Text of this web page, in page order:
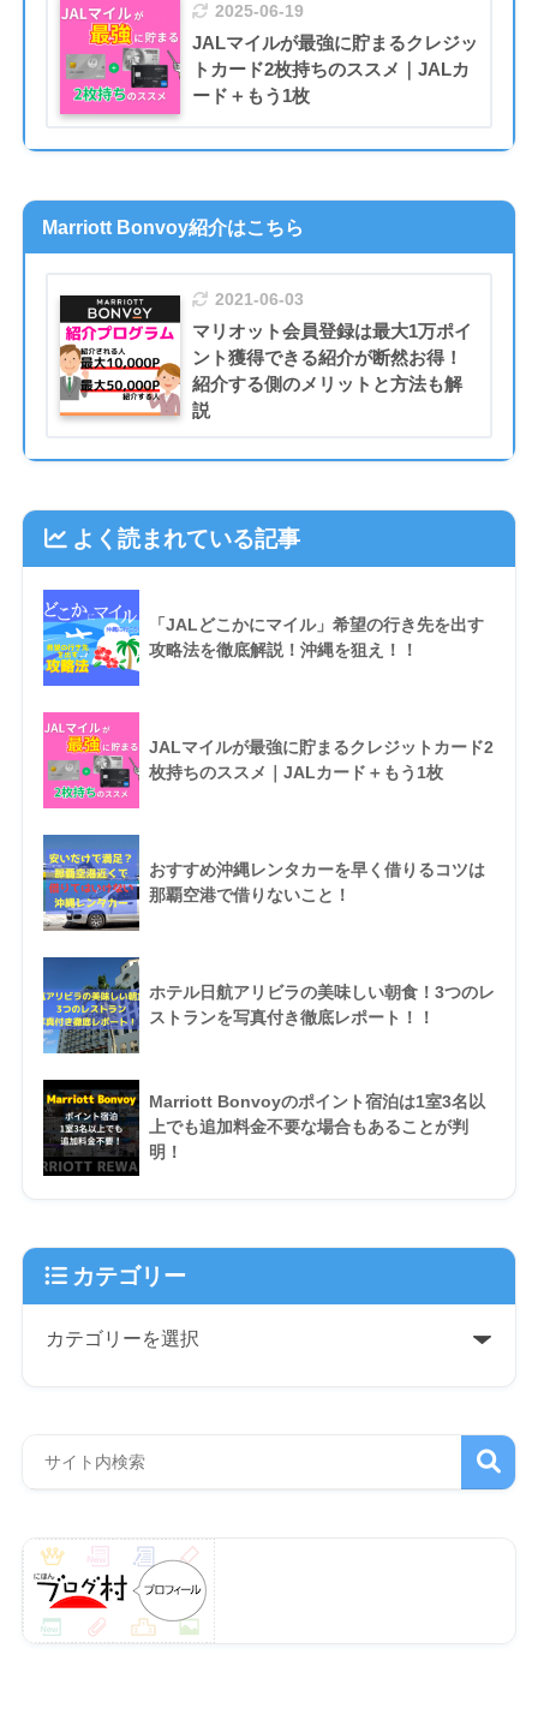
2025-06-19
JALマイルが最強に貯まるクレジッ
トカード2枚持ちのススメ｜JALカ
ード＋もう1枚
Marriott Bonvoy紹介はこちら
2021-06-03
マリオット会員登録は最大1万ポイ
ント獲得できる紹介が断然お得！
紹介する側のメリットと方法も解
説
よく読まれている記事
「JALどこかにマイル」希望の行き先を出す
攻略法を徹底解説！沖縄を狙え！！
JALマイルが最強に貯まるクレジットカード2
枚持ちのススメ｜JALカード＋もう1枚
おすすめ沖縄レンタカーを早く借りるコツは
那覇空港で借りないこと！
ホテル日航アリビラの美味しい朝食！3つのレ
ストランを写真付き徹底レポート！！
Marriott Bonvoyのポイント宿泊は1室3名以
上でも追加料金不要な場合もあることが判
明！
カテゴリー